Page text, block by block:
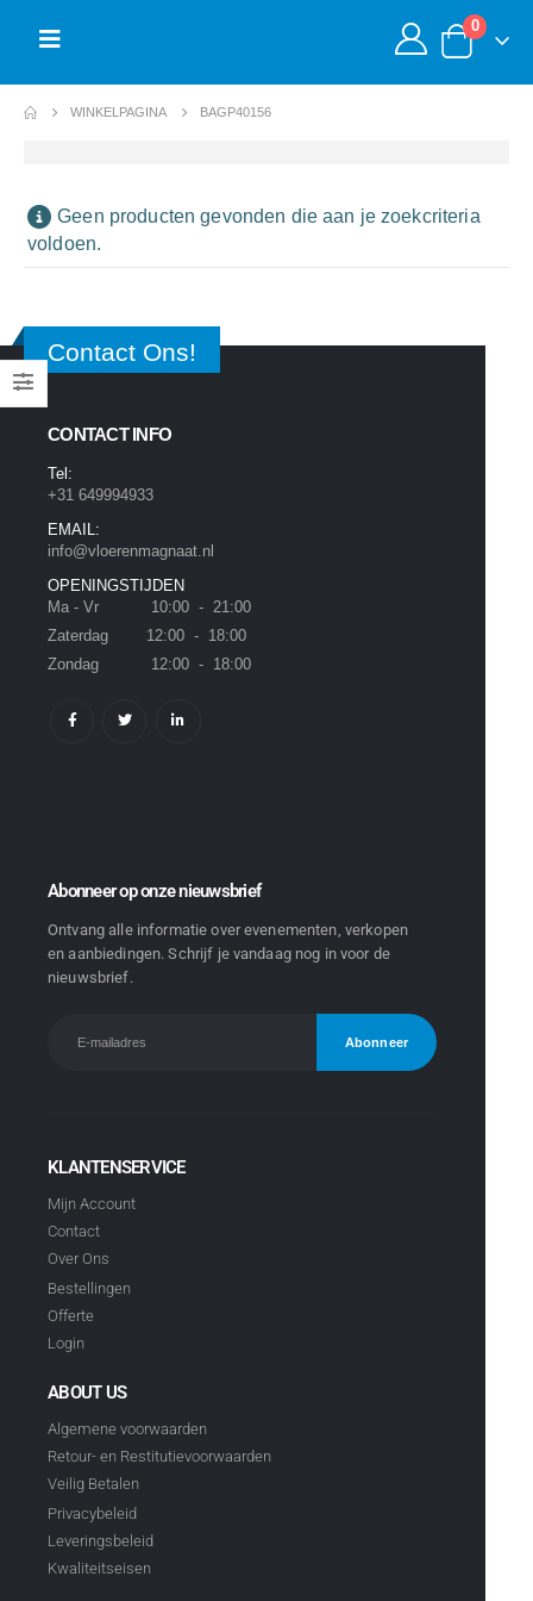
0
WINKELPAGINA BAGP40156
Geen producten gevonden die aan je zoekcriteria
voldoen.
Contact Ons!
CONTACT INFO
Tel:
+31 649994933
EMAIL:
info@vloerenmagnaat.nl
OPENINGSTIJDEN
Ma - Vr 10:00 - 21:00
Zaterdag 12:00 - 18:00
Zondag 12:00 - 18:00
Abonneer op onze nieuwsbrief
Ontvang alle informatie over evenementen, verkopen
en aanbiedingen. Schrijf je vandaag nog in voor de
nieuwsbrief.
KLANTENSERVICE
Mijn Account
Contact
Over Ons
Bestellingen
Offerte
Login
ABOUT US
Algemene voorwaarden
Retour- en Restitutievoorwaarden
Veilig Betalen
Privacybeleid
Leveringsbeleid
Kwaliteitseisen